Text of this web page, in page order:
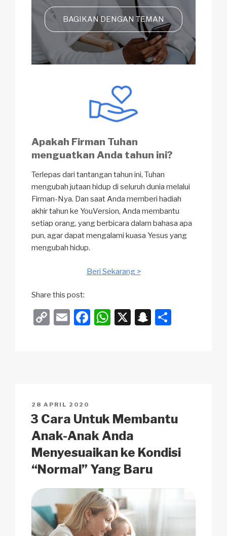
BAGIKAN DENGAN TEMAN
Apakah Firman Tuhan
menguatkan Anda tahun ini?
Terlepas dari tantangan tahun ini, Tuhan
mengubah jutaan hidup di seluruh dunia melalui
Firman-Nya. Dan saat Anda memberi hadiah
akhir tahun ke YouVersion, Anda membantu
setiap orang, yang berbicara dalam bahasa apa
pun, agar dapat mengalami kuasa Yesus yang
mengubah hidup.
Beri Sekarang >
Share this post:
C
n
k
E
F
o
k
W
p
X
S
at
POSTED
ON
28 APRIL 2020
3 Cara Untuk Membantu
Anak-Anak Anda
Menyesuaikan ke Kondisi
“Normal” Yang Baru